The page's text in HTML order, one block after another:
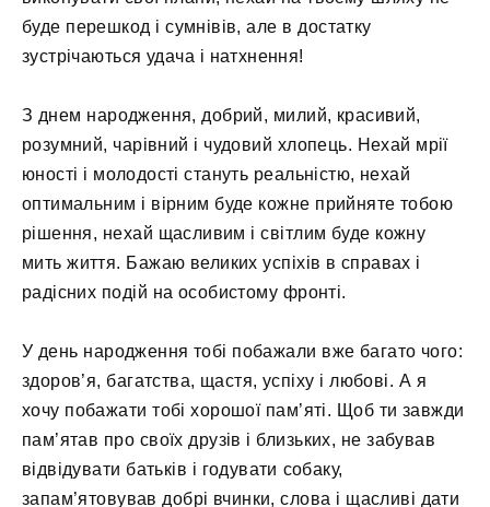
буде перешкод і сумнівів, але в достатку
зустрічаються удача і натхнення!
З днем ​​народження, добрий, милий, красивий,
розумний, чарівний і чудовий хлопець. Нехай мрії
юності і молодості стануть реальністю, нехай
оптимальним і вірним буде кожне прийняте тобою
рішення, нехай щасливим і світлим буде кожну
мить життя. Бажаю великих успіхів в справах і
радісних подій на особистому фронті.
У день народження тобі побажали вже багато чого:
здоров’я, багатства, щастя, успіху і любові. А я
хочу побажати тобі хорошої пам’яті. Щоб ти завжди
пам’ятав про своїх друзів і близьких, не забував
відвідувати батьків і годувати собаку,
запам’ятовував добрі вчинки, слова і щасливі дати